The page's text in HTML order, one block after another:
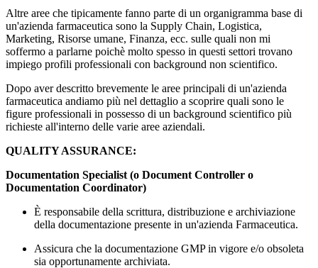
Altre aree che tipicamente fanno parte di un organigramma base di
un'azienda farmaceutica sono la Supply Chain, Logistica,
Marketing, Risorse umane, Finanza, ecc. sulle quali non mi
soffermo a parlarne poichè molto spesso in questi settori trovano
impiego profili professionali con background non scientifico.
Dopo aver descritto brevemente le aree principali di un'azienda
farmaceutica andiamo più nel dettaglio a scoprire quali sono le
figure professionali in possesso di un background scientifico più
richieste all'interno delle varie aree aziendali.
QUALITY ASSURANCE:
Documentation Specialist (o Document Controller o
Documentation Coordinator)
È responsabile della scrittura, distribuzione e archiviazione
della documentazione presente in un'azienda Farmaceutica.
Assicura che la documentazione GMP in vigore e/o obsoleta
sia opportunamente archiviata.